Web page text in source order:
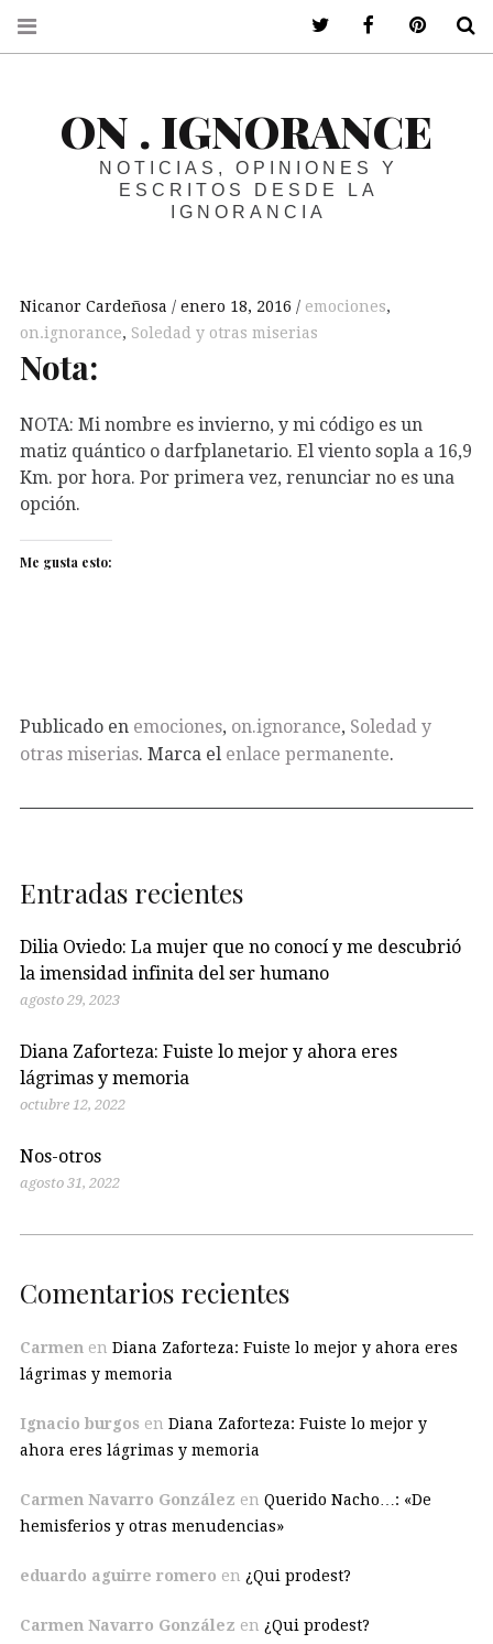
ON . IGNORANCE
NOTICIAS, OPINIONES Y
ESCRITOS DESDE LA
IGNORANCIA
Nicanor Cardeñosa enero 18, 2016 emociones,
on.ignorance, Soledad y otras miserias
Nota:
NOTA: Mi nombre es invierno, y mi código es un
matiz quántico o darfplanetario. El viento sopla a 16,9
Km. por hora. Por primera vez, renunciar no es una
opción.
Me gusta esto:
Publicado en emociones, on.ignorance, Soledad y
otras miserias. Marca el enlace permanente.
Entradas recientes
Dilia Oviedo: La mujer que no conocí y me descubrió
la imensidad infinita del ser humano
agosto 29, 2023
Diana Zaforteza: Fuiste lo mejor y ahora eres
lágrimas y memoria
octubre 12, 2022
Nos-otros
agosto 31, 2022
Comentarios recientes
Carmen en Diana Zaforteza: Fuiste lo mejor y ahora eres
lágrimas y memoria
Ignacio burgos en Diana Zaforteza: Fuiste lo mejor y
ahora eres lágrimas y memoria
Carmen Navarro González en Querido Nacho…: «De
hemisferios y otras menudencias»
eduardo aguirre romero en ¿Qui prodest?
Carmen Navarro González en ¿Qui prodest?
ir a mi twitterir a mi facebook
ir a mi